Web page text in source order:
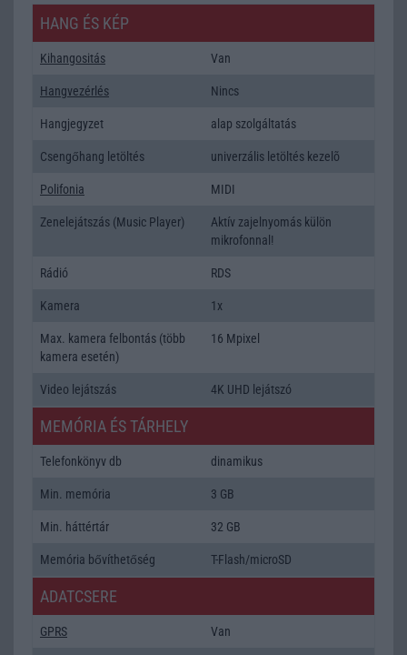
HANG ÉS KÉP
Kihangositás Van
Hangvezérlés Nincs
Hangjegyzet alap szolgáltatás
Csengőhang letöltés univerzális letöltés kezelõ
Polifonia MIDI
Zenelejátszás (Music Player)
Aktív zajelnyomás külön
mikrofonnal!
Rádió RDS
Kamera 1x
Max. kamera felbontás (több
kamera esetén)
16 Mpixel
Video lejátszás 4K UHD lejátszó
MEMÓRIA ÉS TÁRHELY
Telefonkönyv db dinamikus
Min. memória 3 GB
Min. háttértár 32 GB
Memória bővíthetőség T-Flash/microSD
ADATCSERE
GPRS Van